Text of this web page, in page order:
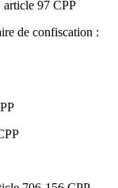
article 97 CPP
de confiscation :